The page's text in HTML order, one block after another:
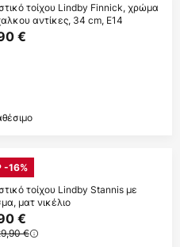
τοίχου Lindby Finnick, χρώμα
αντίκες, 34 cm, E14
€
-16%
τοίχου Lindby Stannis με
ματ νικέλιο
€
€